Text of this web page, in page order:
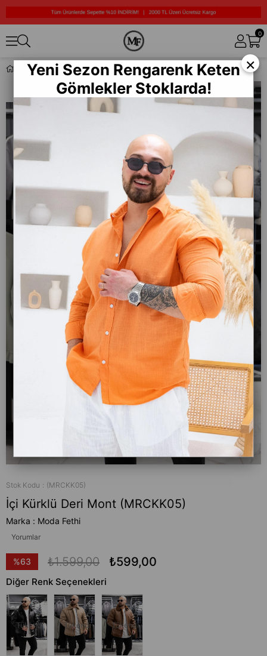
0
İçi Kürklü Deri Mont (MRCKK05)
Stok Kodu (MRCKK05)
İçi Kürklü Deri Mont (MRCKK05)
Marka : Moda Fethi
Yorumlar
%63
İndirim
₺1.599,00 ₺599,00
Diğer Renk Seçenekleri
Tükendi Tükendi Tükendi
×
Yeni Sezon Rengarenk Keten
Gömlekler Stoklarda!